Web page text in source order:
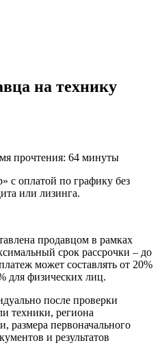
на технику
прочтения: 64 минуты
с оплатой по графику без
или лизинга.
продавцом в рамках
срок рассрочки – до
может составлять от 20%
для физических лиц.
после проверки
техники, региона
размера первоначального
и результатов